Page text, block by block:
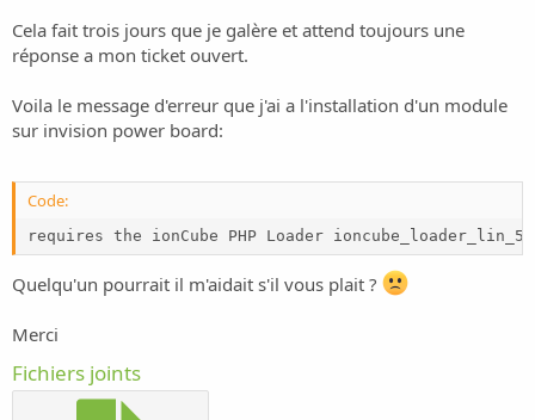
s
i
o
n
Cela fait trois jours que je galère et attend toujours une
réponse a mon ticket ouvert.
Voila le message d'erreur que j'ai a l'installation d'un module
sur invision power board:
Code:
requires the ionCube PHP Loader
Quelqu'un pourrait il m'aidait s'il vous plait ?
Merci
Fichiers joints